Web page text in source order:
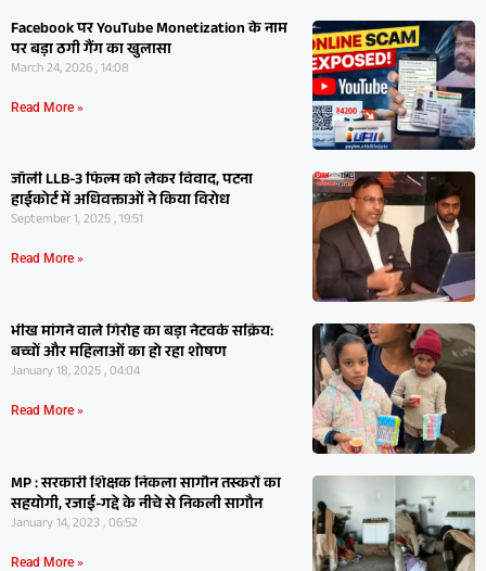
Facebook पर YouTube Monetization के नाम
पर बड़ा ठगी गैंग का खुलासा
March 24, 2026 , 14:08
Read More »
जॉली LLB-3 फिल्म को लेकर विवाद, पटना
हाईकोर्ट में अधिवक्ताओं ने किया विरोध
September 1, 2025 , 19:51
Read More »
भीख मांगने वाले गिरोह का बड़ा नेटवर्क सक्रिय:
बच्चों और महिलाओं का हो रहा शोषण
January 18, 2025 , 04:04
Read More »
MP : सरकारी शिक्षक निकला सागौन तस्करों का
सहयोगी, रजाई-गद्दे के नीचे से निकली सागौन
January 14, 2023 , 06:52
Read More »